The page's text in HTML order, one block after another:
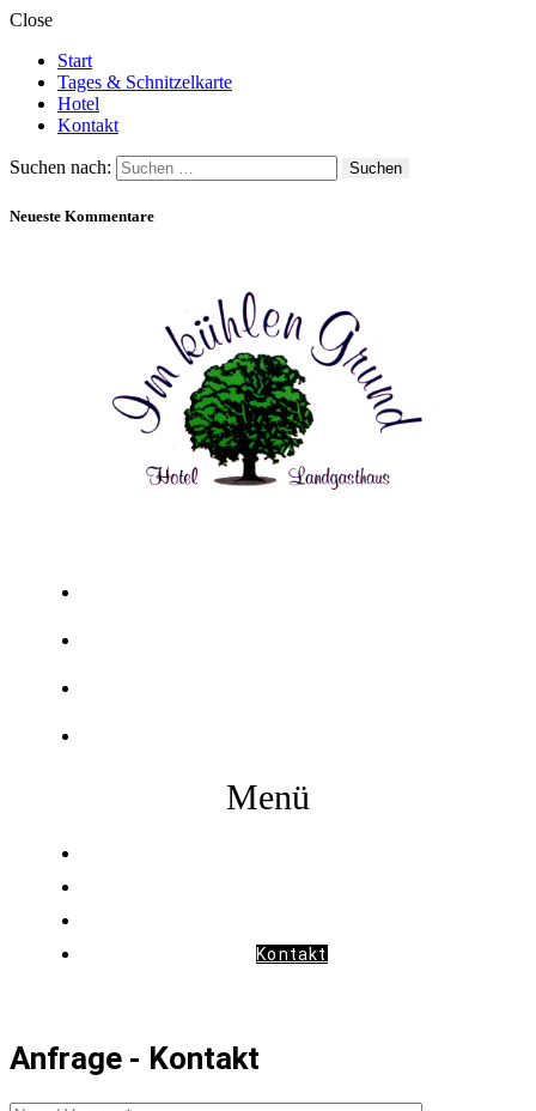
Close
Start
Tages & Schnitzelkarte
Hotel
Kontakt
Suchen nach:
Neueste Kommentare
Menü
Kontakt
Anfrage - Kontakt